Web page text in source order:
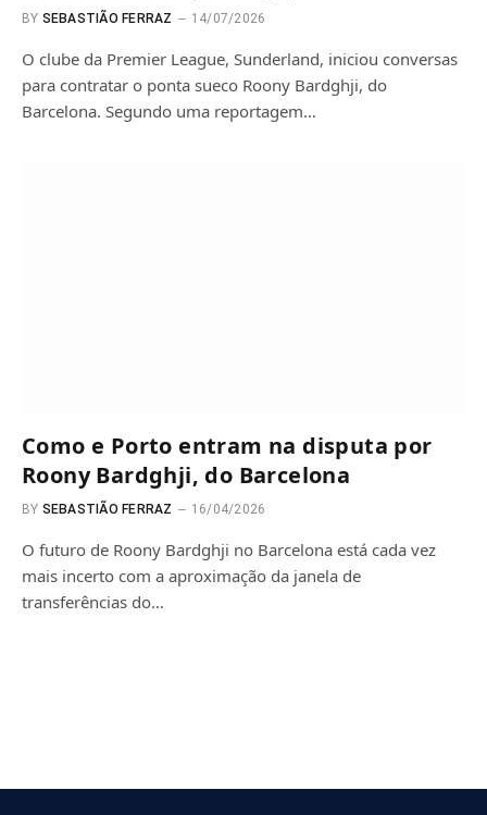
BY SEBASTIÃO FERRAZ 14/07/2026
O clube da Premier League, Sunderland, iniciou conversas
para contratar o ponta sueco Roony Bardghji, do
Barcelona. Segundo uma reportagem…
Como e Porto entram na disputa por
Roony Bardghji, do Barcelona
BY SEBASTIÃO FERRAZ 16/04/2026
O futuro de Roony Bardghji no Barcelona está cada vez
mais incerto com a aproximação da janela de
transferências do…